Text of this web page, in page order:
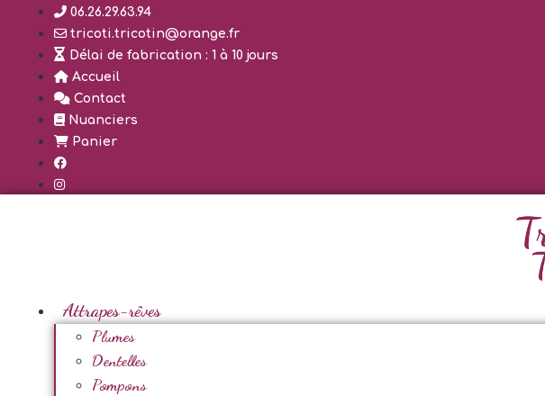
contenu
06.26.29.63.94
tricoti.tricotin@orange.fr
Délai de fabrication : 1 à 10 jours
Accueil
Contact
Nuanciers
Panier
Attrapes-rêves
Plumes
Dentelles
Pompons